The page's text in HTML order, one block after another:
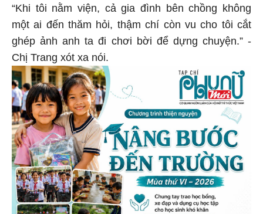
“Khi tôi nằm viện, cả gia đình bên chồng không
một ai đến thăm hỏi, thậm chí còn vu cho tôi cắt
ghép ảnh anh ta đi chơi bời để dựng chuyện.” -
Chị Trang xót xa nói.